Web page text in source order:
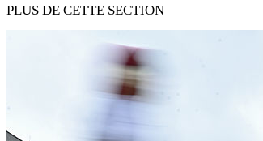
PLUS DE CETTE SECTION